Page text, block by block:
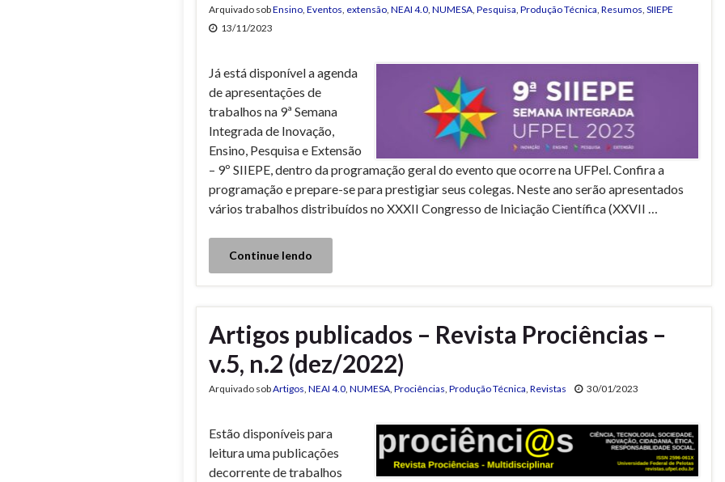
Arquivado sobEnsino, Eventos, extensão, NEAI 4.0, NUMESA, Pesquisa, Produção Técnica, Resumos, SIIEPE
13/11/2023
Já está disponível a agenda
de apresentações de
trabalhos na 9ª Semana
Integrada de Inovação,
Ensino, Pesquisa e Extensão
– 9º SIIEPE, dentro da programação geral do evento que ocorre na UFPel. Confira a
programação e prepare-se para prestigiar seus colegas. Neste ano serão apresentados
vários trabalhos distribuídos no XXXII Congresso de Iniciação Científica (XXVII …
Continue lendo
Artigos publicados – Revista Prociências –
v.5, n.2 (dez/2022)
Arquivado sobArtigos, NEAI 4.0, NUMESA, Prociências, Produção Técnica, Revistas 30/01/2023
Estão disponíveis para
leitura uma publicações
decorrente de trabalhos